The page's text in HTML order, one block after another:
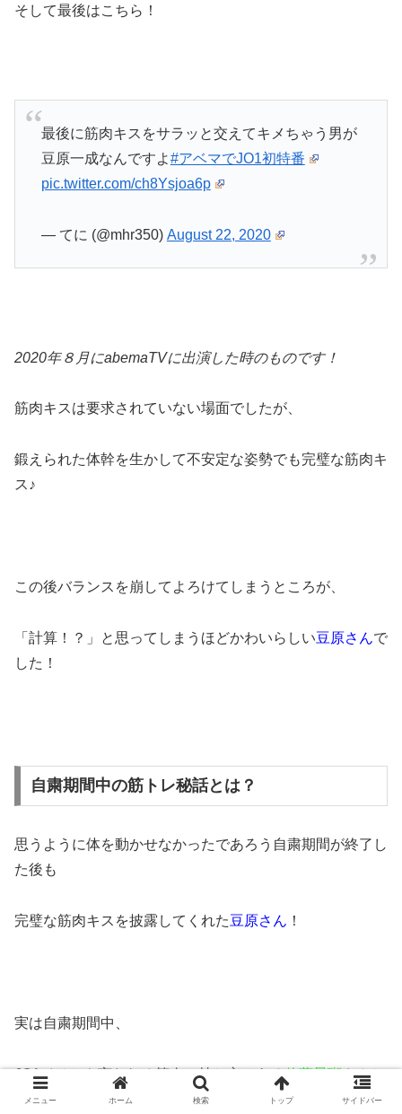
そして最後はこちら！
最後に筋肉キスをサラッと交えてキメちゃう男が
豆原一成なんですよ#アベマでJO1初特番
pic.twitter.com/ch8Ysjoa6p
— てに (@mhr350) August 22, 2020
2020年８月にabemaTVに出演した時のものです！
筋肉キスは要求されていない場面でしたが、
鍛えられた体幹を生かして不安定な姿勢でも完璧な筋肉キ
ス♪
この後バランスを崩してよろけてしまうところが、
「計算！？」と思ってしまうほどかわいらしい豆原さんで
した！
自粛期間中の筋トレ秘話とは？
思うように体を動かせなかったであろう自粛期間が終了し
た後も
完璧な筋肉キスを披露してくれた豆原さん ！
実は自粛期間中、
JO1イチとも言われる筋肉の持ち主である佐藤景瑚さんと
メニュー ホーム 検索 トップ サイドバー